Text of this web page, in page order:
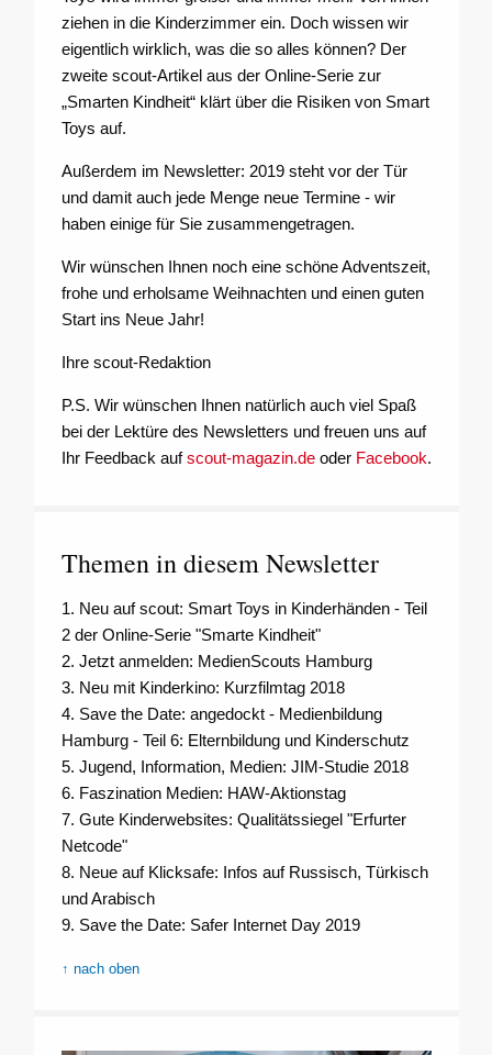
ziehen in die Kinderzimmer ein. Doch wissen wir
eigentlich wirklich, was die so alles können? Der
zweite scout-Artikel aus der Online-Serie zur
„Smarten Kindheit“ klärt über die Risiken von Smart
Toys auf.
Außerdem im Newsletter: 2019 steht vor der Tür
und damit auch jede Menge neue Termine - wir
haben einige für Sie zusammengetragen.
Wir wünschen Ihnen noch eine schöne Adventszeit,
frohe und erholsame Weihnachten und einen guten
Start ins Neue Jahr!
Ihre scout-Redaktion
P.S. Wir wünschen Ihnen natürlich auch viel Spaß
bei der Lektüre des Newsletters und freuen uns auf
Ihr Feedback aufscout-magazin.deoder Facebook.
Themen in diesem Newsletter
1. Neu auf scout: Smart Toys in Kinderhänden - Teil
2 der Online-Serie "Smarte Kindheit"
2. Jetzt anmelden: MedienScouts Hamburg
3. Neu mit Kinderkino: Kurzfilmtag 2018
4. Save the Date: angedockt - Medienbildung
Hamburg - Teil 6: Elternbildung und Kinderschutz
5. Jugend, Information, Medien: JIM-Studie 2018
6. Faszination Medien: HAW-Aktionstag
7. Gute Kinderwebsites: Qualitätssiegel "Erfurter
Netcode"
8. Neue auf Klicksafe: Infos auf Russisch, Türkisch
und Arabisch
9. Save the Date: Safer Internet Day 2019
↑ nach oben